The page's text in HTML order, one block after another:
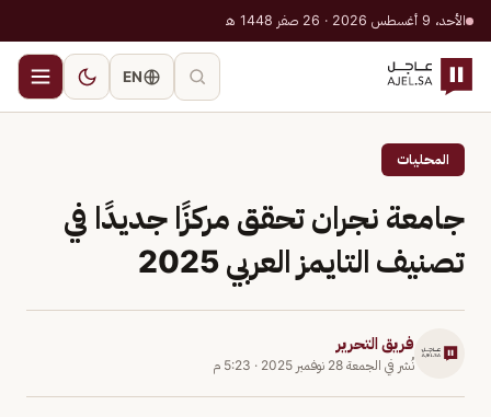
الأحد، 9 أغسطس 2026 · 26 صفر 1448 هـ
EN
المحليات
جامعة نجران تحقق مركزًا جديدًا في
تصنيف التايمز العربي 2025
فريق التحرير
نُشر في الجمعة 28 نوفمبر 2025 · 5:23 م